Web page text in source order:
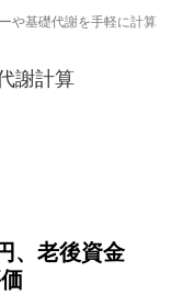
や基礎代謝を手軽に計算
謝計算
、老後資金